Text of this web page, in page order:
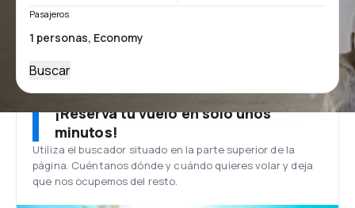
Pasajeros
Buscar
¡Reserva tu vuelo en solo unos
minutos!
Utiliza el buscador situado en la parte superior de la
página. Cuéntanos dónde y cuándo quieres volar y deja
que nos ocupemos del resto.